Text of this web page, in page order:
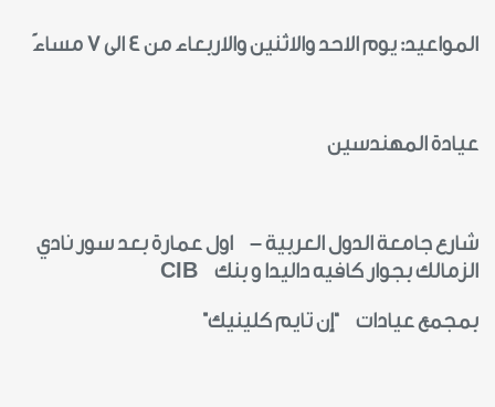
المواعيد: يوم الاحد والاثنين والاربعاء من 4 الى 7 مساءً
عيادة المهندسين
شارع جامعة الدول العربية – اول عمارة بعد سور نادي
الزمالك بجوار كافيه داليدا و بنك
CIB
بمجمع عيادات “إن تايم كلينيك”